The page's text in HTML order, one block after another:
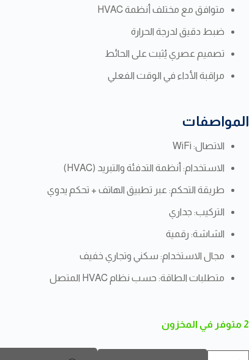
متوافق مع مختلف أنظمة HVAC
ضبط دقيق لدرجة الحرارة
تصميم عصري يُثبت على الحائط
مراقبة الأداء في الوقت الفعلي
المواصفات
الاتصال: WiFi
الاستخدام: أنظمة التدفئة والتبريد (HVAC)
طريقة التحكم: عبر تطبيق الهاتف + تحكم يدوي
التركيب: جداري
الشاشة: رقمية
مجال الاستخدام: سكني وتجاري خفيف
متطلبات الطاقة: حسب نظام HVAC المتصل
2 متوفر في المخزون
كمية